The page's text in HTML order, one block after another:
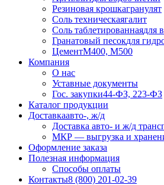
Резиновая крошкагранулят
Соль техническаягалит
Соль таблетированнаядля
Гранатовый песокдля
ЦементМ400, М500
Компания
О нас
Уставные документы
Гос. закупки44-ФЗ, 223-ФЗ
Каталог продукции
Доставкаавто-, ж/д
Доставка авто- и ж/д
МКР — выгрузка и
Оформление заказа
Полезная информация
Способы оплаты
Контакты8 (800) 201-02-39